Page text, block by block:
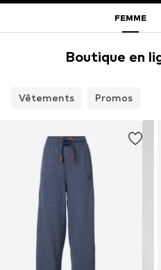
FEMME
Boutique en
Vêtements Promos